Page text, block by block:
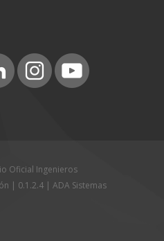
Oficial Ingenieros
| 0.1.2.4 | ADA Sistemas